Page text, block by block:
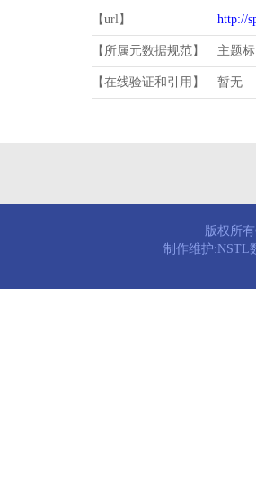
【url】 http://
【所属元数据规范】 主题
【在线验证和引用】 暂无
版权所
制作维护:NSTL